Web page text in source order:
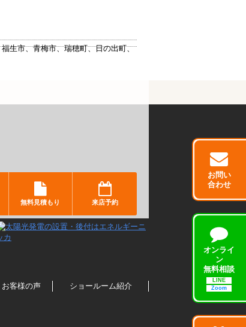
生市、青梅市、瑞穂町、日の出町、
無料見積もり 来店予約
お問い
合わせ
オンライ
ン
無料相談
LINE
Zoom
お客様の声 ショールーム紹介